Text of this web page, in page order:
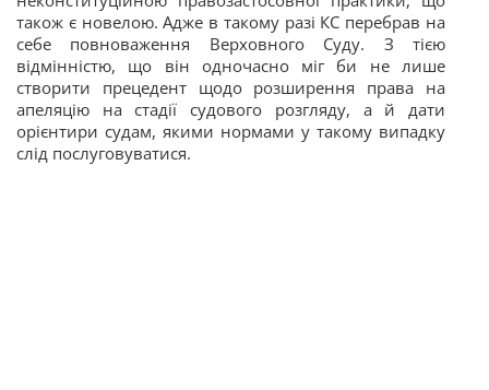
також є новелою. Адже в такому разі КС перебрав на
себе повноваження Верховного Суду. З тією
відмінністю, що він одночасно міг би не лише
створити прецедент щодо розширення права на
апеляцію на стадії судового розгляду, а й дати
орієнтири судам, якими нормами у такому випадку
слід послуговуватися.